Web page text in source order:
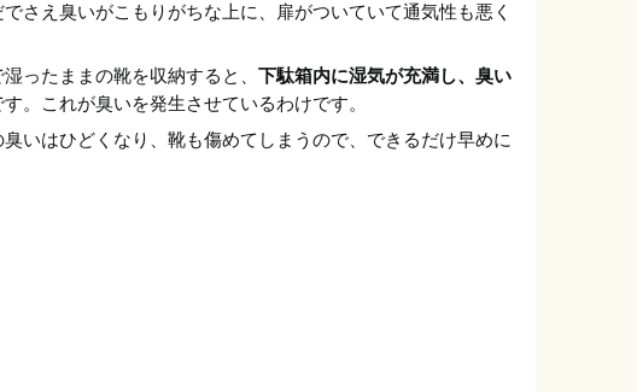
さえ臭いがこもりがちな上に、扉がついていて通気性も悪く
ったままの靴を収納すると、 下駄箱内に湿気が充満し、臭い
。これが臭いを発生させているわけです。
いはひどくなり、靴も傷めてしまうので、できるだけ早めに